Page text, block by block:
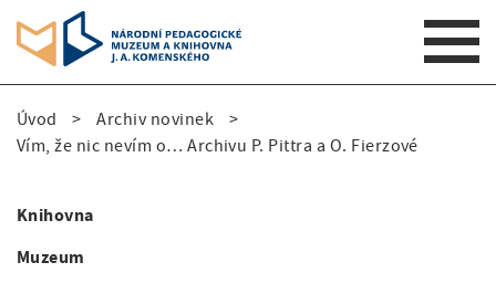
D
o
b
Úvod
Archiv novinek
Vím, že nic nevím o… Archivu P. Pittra a O. Fierzové
Knihovna
Muzeum